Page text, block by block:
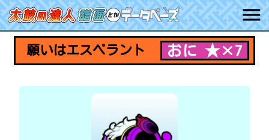
願いはエスペラント おに ★×7